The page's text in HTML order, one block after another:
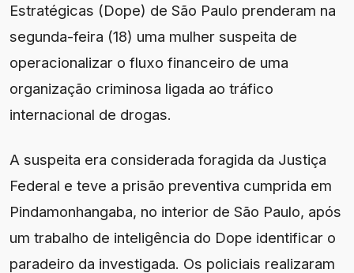
Estratégicas (Dope) de São Paulo prenderam na
segunda-feira (18) uma mulher suspeita de
operacionalizar o fluxo financeiro de uma
organização criminosa ligada ao tráfico
internacional de drogas.
A suspeita era considerada foragida da Justiça
Federal e teve a prisão preventiva cumprida em
Pindamonhangaba, no interior de São Paulo, após
um trabalho de inteligência do Dope identificar o
paradeiro da investigada. Os policiais realizaram